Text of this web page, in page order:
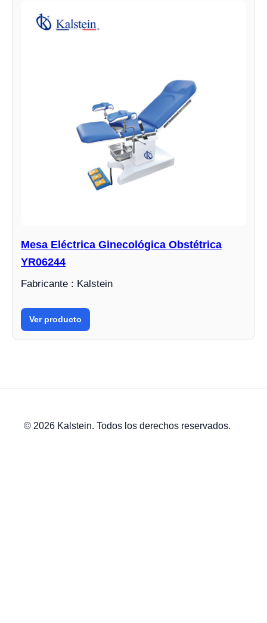
Mesa Eléctrica Ginecológica Obstétrica
YR06244
Fabricante : Kalstein
Ver producto
© 2026 Kalstein. Todos los derechos reservados.